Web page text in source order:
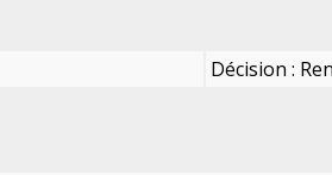
Décision :